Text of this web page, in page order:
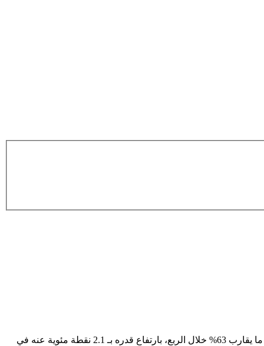
أصدرت الهيئة العامة للإحصاء نشرة إحصاءات المنشآت السياحية للربع الأول 2025، ووفقا لنتائج النشرة بلغ معدل إشغال الغرف في الفنادق ما يقارب 63% خلال الربع، بارتفاع قدره بـ 2.1 نقطة مئوية عنه في